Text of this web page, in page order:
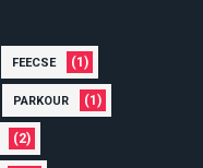
FEECSE (1)
PARKOUR (1)
(2)